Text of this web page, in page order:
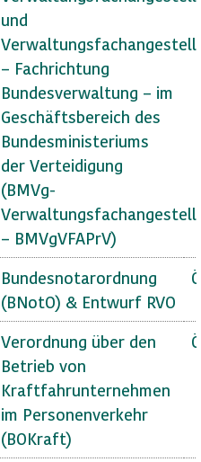
und
– Fachrichtung
Bundesverwaltung – im
Geschäftsbereich des
Bundesministeriums
der Verteidigung
(BMVg-
– BMVgVFAPrV)
Bundesnotarordnung
(BNotO) & Entwurf RVO
Verordnung über den
Betrieb von
Kraftfahrunternehmen
im Personenverkehr
(BOKraft)